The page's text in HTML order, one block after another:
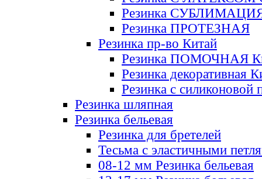
Резинка
Резинка ПРОТЕЗНАЯ
Резинка пр-во Китай
Резинка ПОМОЧНАЯ
Резинка декоративная
Резинка с силиконовой
Резинка шляпная
Резинка бельевая
Резинка для бретелей
Тесьма с эластичными
08-12 мм Резинка бельевая